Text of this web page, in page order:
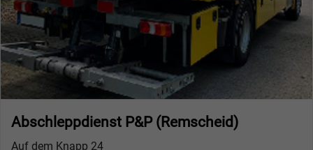
Abschleppdienst P&P (Remscheid)
Auf dem Knapp 24